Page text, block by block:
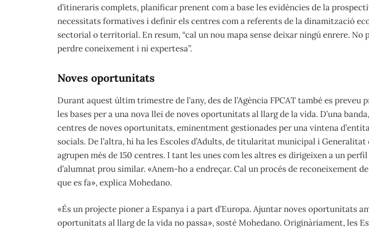
d’itineraris complets, planificar prenent com a base les evidències de la
necessitats formatives i definir els centres com a referents de la dinamització
sectorial o territorial. En resum, “cal un nou mapa sense deixar ningú enrere. No
perdre coneixement i ni expertesa”.
Noves oportunitats
Durant aquest últim trimestre de l’any, des de l’Agència FPCAT també es preveu
les bases per a una nova llei de noves oportunitats al llarg de la vida. D’una
centres de noves oportunitats, eminentment gestionades per una vintena
socials. De l’altra, hi ha les Escoles d’Adults, de titularitat municipal i Generalitat
agrupen més de 150 centres. I tant les unes com les altres es dirigeixen a un perfil
d’alumnat prou similar. «Anem-ho a endreçar. Cal un procés de reconeixement
que es fa», explica Mohedano.
«És un projecte pioner a Espanya i a part d’Europa. Ajuntar noves oportunitats
oportunitats al llarg de la vida no passa», sosté Mohedano. Originàriament, les